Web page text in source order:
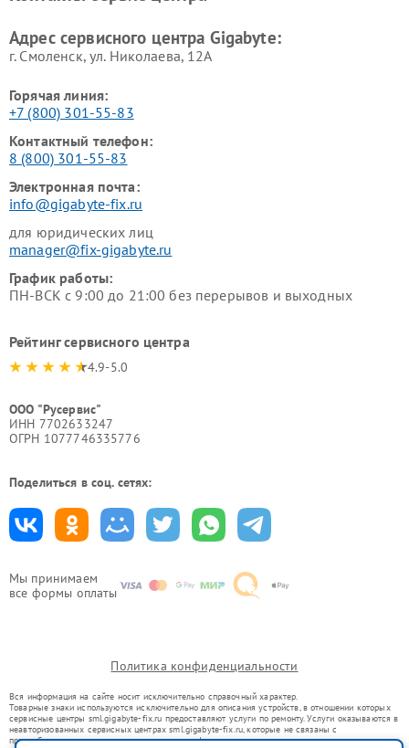
Мы принимаем
все формы оплаты
Адрес сервисного центра Gigabyte:
г. Смоленск, ул. Николаева, 12А
Горячая линия:
+7 (800) 301-55-83
Контактный телефон:
8 (800) 301-55-83
Электронная почта:
info@gigabyte-fix.ru
для юридических лиц
manager@fix-gigabyte.ru
График работы:
ПН-ВСК с 9:00 до 21:00 без перерывов и выходных
Рейтинг сервисного центра
4.9-5.0
ООО "Русервис"
ИНН 7702633247
ОГРН 1077746335776
Поделиться в соц. сетях:
Политика конфиденциальности
Вся информация на сайте носит исключительно справочный характер.
Товарные знаки используются исключительно для описания устройств, в отношении которых
сервисные центры sml.gigabyte-fix.ru предоставляют услуги по ремонту. Услуги оказываются в
неавторизованных сервисных центрах sml.gigabyte-fix.ru, которые не связаны с
правообладателями товарных знаков или их официальными представителями.